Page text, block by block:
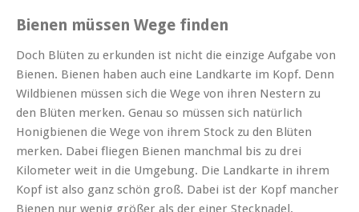
Bienen müssen Wege finden
Doch Blüten zu erkunden ist nicht die einzige Aufgabe von
Bienen. Bienen haben auch eine Landkarte im Kopf. Denn
Wildbienen müssen sich die Wege von ihren Nestern zu
den Blüten merken. Genau so müssen sich natürlich
Honigbienen die Wege von ihrem Stock zu den Blüten
merken. Dabei fliegen Bienen manchmal bis zu drei
Kilometer weit in die Umgebung. Die Landkarte in ihrem
Kopf ist also ganz schön groß. Dabei ist der Kopf mancher
Bienen nur wenig größer als der einer Stecknadel.